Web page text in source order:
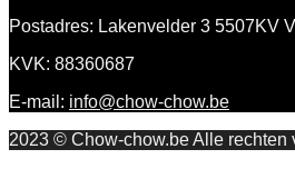
Postadres: Lakenvelder 3 5507KV
KVK: 88360687
E-mail: info@chow-chow.be
2023 © Chow-chow.be Alle rechten